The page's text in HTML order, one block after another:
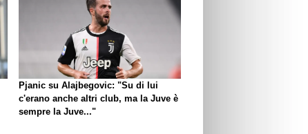
Pjanic su Alajbegovic: "Su di lui
c'erano anche altri club, ma la Juve è
sempre la Juve..."